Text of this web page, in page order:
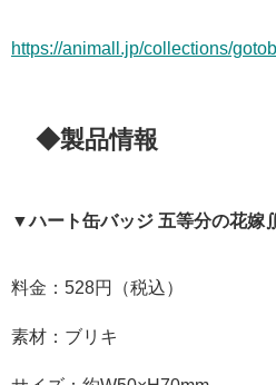
https://animall.jp/collections/
◆製品情報
▼ハート缶バッジ 五等分の花嫁
料金：528円（税込）
素材：ブリキ